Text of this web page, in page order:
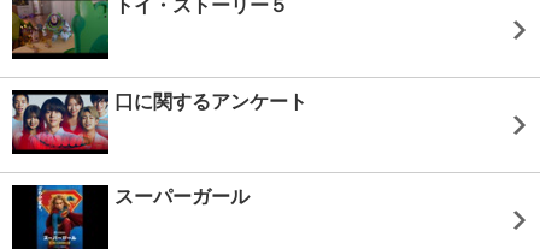
トイ・ストーリー５
口に関するアンケート
スーパーガール